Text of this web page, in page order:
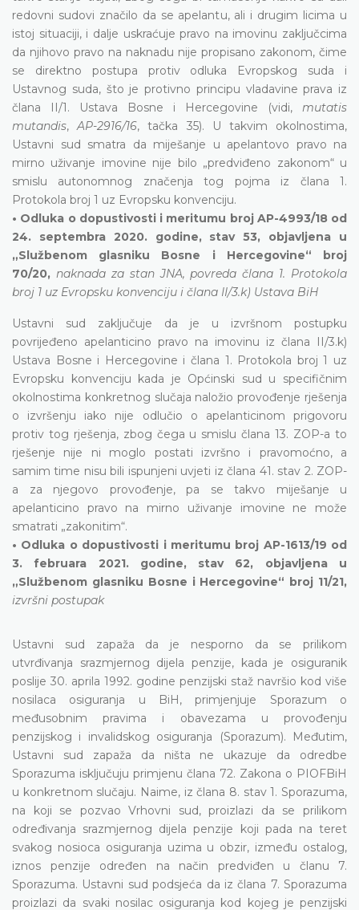
redovni sudovi značilo da se apelantu, ali i drugim licima u
istoj situaciji, i dalje uskraćuje pravo na imovinu zaključcima
da njihovo pravo na naknadu nije propisano zakonom, čime
se direktno postupa protiv odluka Evropskog suda i
Ustavnog suda, što je protivno principu vladavine prava iz
člana II/1. Ustava Bosne i Hercegovine (vidi, mutatis
mutandis,AP-2916/16, tačka 35). U takvim okolnostima,
Ustavni sud smatra da miješanje u apelantovo pravo na
mirno uživanje imovine nije bilo „predviđeno zakonom“ u
smislu autonomnog značenja tog pojma iz člana 1.
Protokola broj 1 uz Evropsku konvenciju.
• Odluka o dopustivosti i meritumu broj AP-4993/18 od
24. septembra 2020. godine, stav 53, objavljena u
„Službenom glasniku Bosne i Hercegovine“ broj
70/20, naknada za stan JNA, povreda člana 1. Protokola
broj 1 uz Evropsku konvenciju i člana II/3.k) Ustava BiH
Ustavni sud zaključuje da je u izvršnom postupku
povrijeđeno apelanticino pravo na imovinu iz člana II/3.k)
Ustava Bosne i Hercegovine i člana 1. Protokola broj 1 uz
Evropsku konvenciju kada je Općinski sud u specifičnim
okolnostima konkretnog slučaja naložio provođenje rješenja
o izvršenju iako nije odlučio o apelanticinom prigovoru
protiv tog rješenja, zbog čega u smislu člana 13. ZOP-a to
rješenje nije ni moglo postati izvršno i pravomoćno, a
samim time nisu bili ispunjeni uvjeti iz člana 41. stav 2. ZOP-
a za njegovo provođenje, pa se takvo miješanje u
apelanticino pravo na mirno uživanje imovine ne može
smatrati „zakonitim“.
• Odluka o dopustivosti i meritumu broj AP-1613/19 od
3. februara 2021. godine, stav 62, objavljena u
„Službenom glasniku Bosne i Hercegovine“ broj 11/21,
izvršni postupak
Ustavni sud zapaža da je nesporno da se prilikom
utvrđivanja srazmjernog dijela penzije, kada je osiguranik
poslije 30. aprila 1992. godine penzijski staž navršio kod više
nosilaca osiguranja u BiH, primjenjuje Sporazum o
međusobnim pravima i obavezama u provođenju
penzijskog i invalidskog osiguranja (Sporazum). Međutim,
Ustavni sud zapaža da ništa ne ukazuje da odredbe
Sporazuma isključuju primjenu člana 72. Zakona o PIOFBiH
u konkretnom slučaju. Naime, iz člana 8. stav 1. Sporazuma,
na koji se pozvao Vrhovni sud, proizlazi da se prilikom
određivanja srazmjernog dijela penzije koji pada na teret
svakog nosioca osiguranja uzima u obzir, između ostalog,
iznos penzije određen na način predviđen u članu 7.
Sporazuma. Ustavni sud podsjeća da iz člana 7. Sporazuma
proizlazi da svaki nosilac osiguranja kod kojeg je penzijski